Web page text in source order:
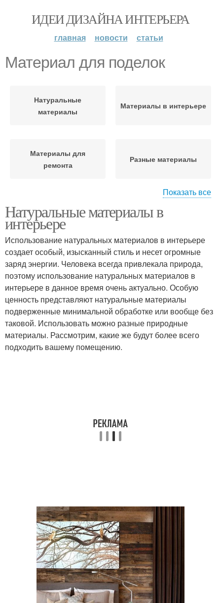
ИДЕИ ДИЗАЙНА ИНТЕРЬЕРА
главная новости статьи
Материал для поделок
Натуральные
материалы
Материалы в интерьере
Материалы для
ремонта
Разные материалы
Природные материалы Природный материал
Материалы в дизайне Материалы для отделки
Облицовочный
материал
Показать все
Натуральные материалы в
интерьере
Использование натуральных материалов в интерьере
создает особый, изысканный стиль и несет огромные
заряд энергии. Человека всегда привлекала природа,
поэтому использование натуральных материалов в
интерьере в данное время очень актуально. Особую
ценность представляют натуральные материалы
подверженные минимальной обработке или вообще без
таковой. Использовать можно разные природные
материалы. Рассмотрим, какие же будут более всего
подходить вашему помещению.